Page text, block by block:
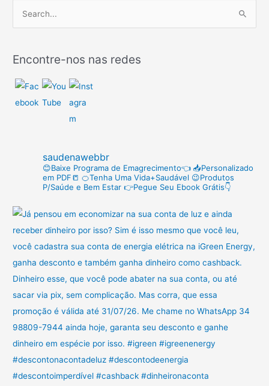
q
u
:
Encontre-nos nas redes
saudenawebbr
😊Baixe Programa de Emagrecimento👈 📥Personalizado
em PDF📒 🍊Tenha Uma Vida+Saudável 😉Produtos
P/Saúde e Bem Estar 👉Pegue Seu Ebook Grátis👇